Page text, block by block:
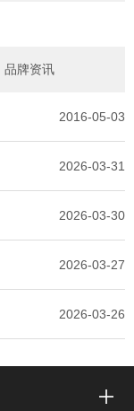
品牌资讯
2016-05-03
2026-03-31
2026-03-30
2026-03-27
2026-03-26